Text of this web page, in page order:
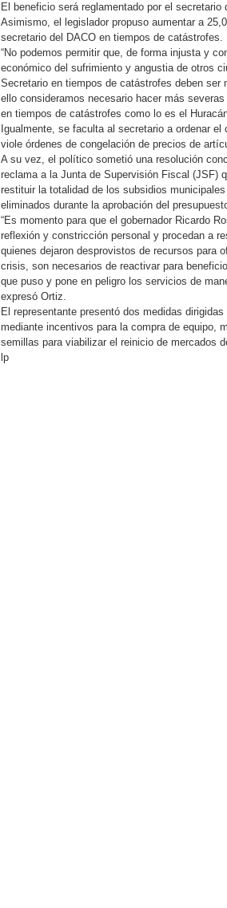
El beneficio será reglamentado por el secretario
Asimismo, el legislador propuso aumentar a
secretario del DACO en tiempos de catástrofes.
“No podemos permitir que, de forma injusta y
económico del sufrimiento y angustia de otros
Secretario en tiempos de catástrofes deben ser
ello consideramos necesario hacer más
en tiempos de catástrofes como lo es el
Igualmente, se faculta al secretario a ordenar
viole órdenes de congelación de precios de
A su vez, el político sometió una resolución
reclama a la Junta de Supervisión Fiscal (JSF)
restituir la totalidad de los subsidios
eliminados durante la aprobación del
“Es momento para que el gobernador Ricardo
reflexión y constricción personal y procedan a
quienes dejaron desprovistos de recursos para
crisis, son necesarios de reactivar para
que puso y pone en peligro los servicios de
expresó Ortiz.
El representante presentó dos medidas
mediante incentivos para la compra de equipo,
semillas para viabilizar el reinicio de mercados
lp